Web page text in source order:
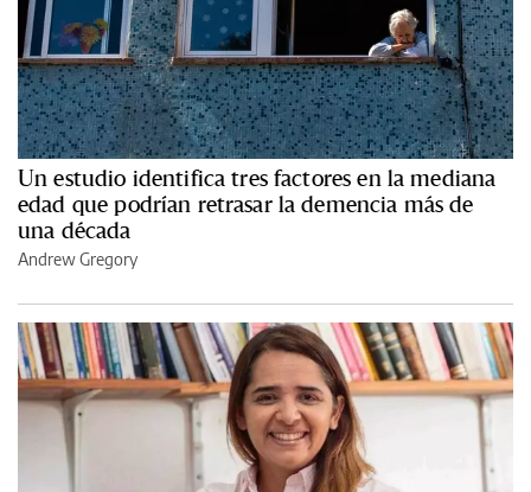
Un estudio identifica tres factores en la mediana
edad que podrían retrasar la demencia más de
una década
Andrew Gregory